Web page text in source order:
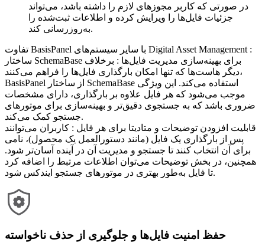
در صورتی که کاربر مجوزهای لازم را داشته باشد، می‌تواند
جزئیات فایل‌ها را ویرایش کرده و اطلاعات ثبت‌شده را
به‌روزرسانی کند.
تفاوت BasisPanel با سایر سیستم‌های Digital Asset Management :
ساختار SchemaBase برای بهینه‌سازی مدیریت فایل‌ها : برخلاف
دیگر هاست‌ها که تنها امکان بارگذاری فایل‌ها را فراهم می‌کنند،
BasisPanel از ساختار SchemaBase استفاده می‌کند. این ویژگی
موجب می‌شود که هر فایل علاوه بر بارگذاری، دارای مشخصات
ضروری باشد که به جستجوی دقیق‌تر و بهینه‌سازی برای موتورهای
جستجو کمک می‌کند.
قابلیت افزودن توضیحات و متادیتا برای هر فایل : کاربران می‌توانند
پس از بارگذاری یک فایل (مانند دستورالعمل یک محصول)، نامی
برای آن انتخاب کنند تا جستجو و مدیریت آن در آینده آسان‌تر شود.
همچنین، در بخش توضیحات می‌توان اطلاعات مرتبط را اضافه کرد
تا فایل به‌طور بهتری در موتورهای جستجو ایندکس شود.
حفظ امنیت فایل‌ها و جلوگیری از حذف ناخواسته